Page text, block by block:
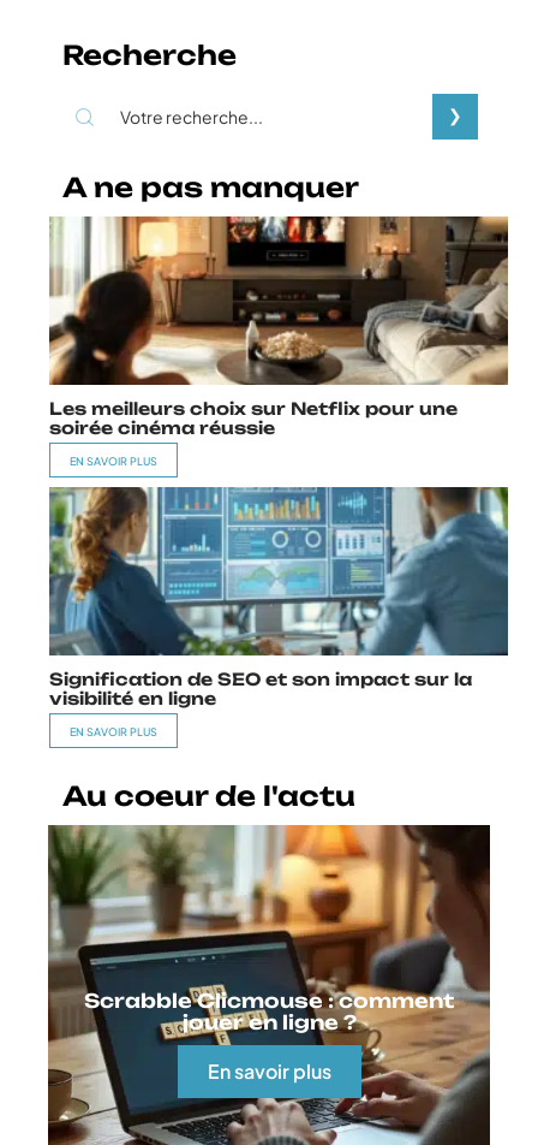
Recherche
A ne pas manquer
Les meilleurs choix sur Netflix pour une
soirée cinéma réussie
EN SAVOIR PLUS
Signification de SEO et son impact sur la
visibilité en ligne
EN SAVOIR PLUS
Au coeur de l'actu
Scrabble Clicmouse : comment
jouer en ligne ?
En savoir plus